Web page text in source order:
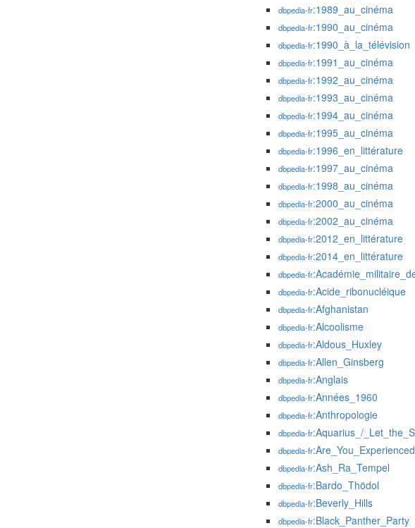
dbpedia-fr:1989_au_cinéma
dbpedia-fr:1990_au_cinéma
dbpedia-fr:1990_à_la_télévision
dbpedia-fr:1991_au_cinéma
dbpedia-fr:1992_au_cinéma
dbpedia-fr:1993_au_cinéma
dbpedia-fr:1994_au_cinéma
dbpedia-fr:1995_au_cinéma
dbpedia-fr:1996_en_littérature
dbpedia-fr:1997_au_cinéma
dbpedia-fr:1998_au_cinéma
dbpedia-fr:2000_au_cinéma
dbpedia-fr:2002_au_cinéma
dbpedia-fr:2012_en_littérature
dbpedia-fr:2014_en_littérature
dbpedia-fr
dbpedia-fr:Acide_ribonucléique
dbpedia-fr:Afghanistan
dbpedia-fr:Alcoolisme
dbpedia-fr:Aldous_Huxley
dbpedia-fr:Allen_Ginsberg
dbpedia-fr:Anglais
dbpedia-fr:Années_1960
dbpedia-fr:Anthropologie
dbpedia-fr:Aquarius_/
dbpedia-fr:Are_You_Experienced
dbpedia-fr:Ash_Ra_Tempel
dbpedia-fr:Bardo_Thödol
dbpedia-fr:Beverly_Hills
dbpedia-fr:Black_Panther_Party